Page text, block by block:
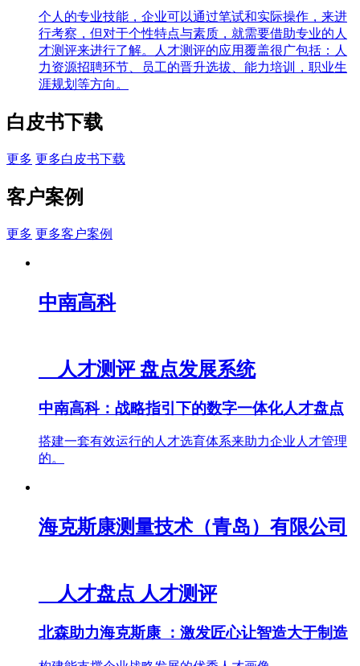
个人的专业技能，企业可以通过笔试和实际操作，来进
行考察，但对于个性特点与素质，就需要借助专业的人
才测评来进行了解。人才测评的应用覆盖很广包括：人
力资源招聘环节、员工的晋升选拔、能力培训，职业生
涯规划等方向。
白皮书下载
更多 更多白皮书下载
客户案例
更多 更多客户案例
中南高科
人才测评 盘点发展系统
中南高科：战略指引下的数字一体化人才盘点
搭建一套有效运行的人才选育体系来助力企业人才管理
的。
海克斯康测量技术（青岛）有限公司
人才盘点 人才测评
北森助力海克斯康 ：激发匠心让智造大于制造